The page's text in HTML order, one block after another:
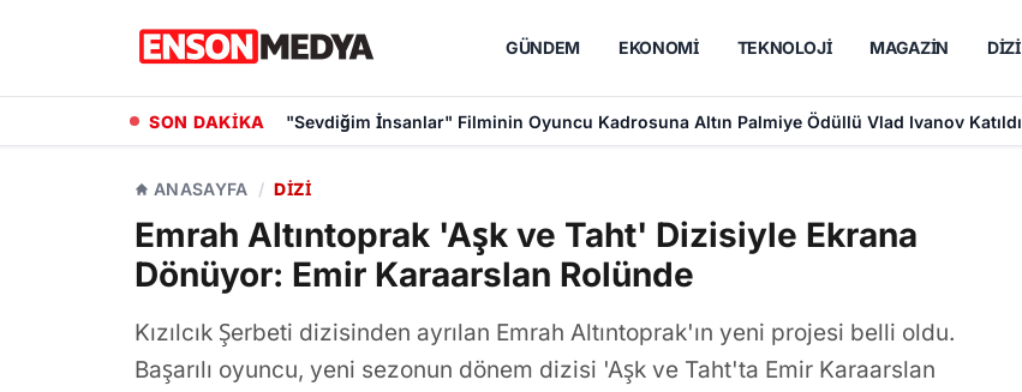
GÜNDEM EKONOMI TEKNOLOJI MAGAZIN DIZI
SON DAKİKA "Sevdiğim İnsanlar" Filminin Oyuncu Kadrosuna Altın Palmiye Ödüllü Vlad Ivanov Katıldı
ANASAYFA / DIZI
Emrah Altıntoprak 'Aşk ve Taht' Dizisiyle Ekrana
Dönüyor: Emir Karaarslan Rolünde
Kızılcık Şerbeti dizisinden ayrılan Emrah Altıntoprak'ın yeni projesi belli oldu.
Başarılı oyuncu, yeni sezonun dönem dizisi 'Aşk ve Taht'ta Emir Karaarslan